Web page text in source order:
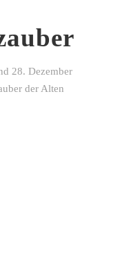
28. Dezember
der Alten